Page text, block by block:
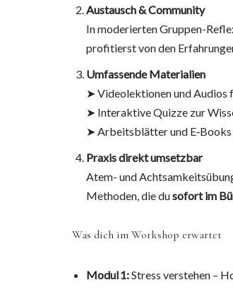
Austausch & Community
In moderierten Gruppen-
profitierst von den
Umfassende Materialien
➤ Videolektionen und Audios
➤ Interaktive Quizze zur
➤ Arbeitsblätter und
Praxis direkt umsetzbar
Atem- und
Methoden, die dusofort im
Was dich im Workshop erwartet
Modul 1:Stress verstehen –